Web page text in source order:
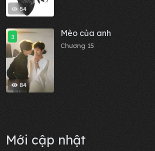
54
84
3 Mèo của anh
Chương 15
Mới cập nhật